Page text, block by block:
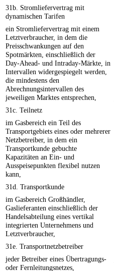
31b. Stromliefervertrag mit
dynamischen Tarifen
ein Stromliefervertrag mit einem
Letztverbraucher, in dem die
Preisschwankungen auf den
Spotmärkten, einschließlich der
Day-Ahead- und Intraday-Märkte, in
Intervallen widergespiegelt werden,
die mindestens den
Abrechnungsintervallen des
jeweiligen Marktes entsprechen,
31c. Teilnetz
im Gasbereich ein Teil des
Transportgebiets eines oder mehrerer
Netzbetreiber, in dem ein
Transportkunde gebuchte
Kapazitäten an Ein- und
Ausspeisepunkten flexibel nutzen
kann,
31d. Transportkunde
im Gasbereich Großhändler,
Gaslieferanten einschließlich der
Handelsabteilung eines vertikal
integrierten Unternehmens und
Letztverbraucher,
31e. Transportnetzbetreiber
jeder Betreiber eines Übertragungs-
oder Fernleitungsnetzes,